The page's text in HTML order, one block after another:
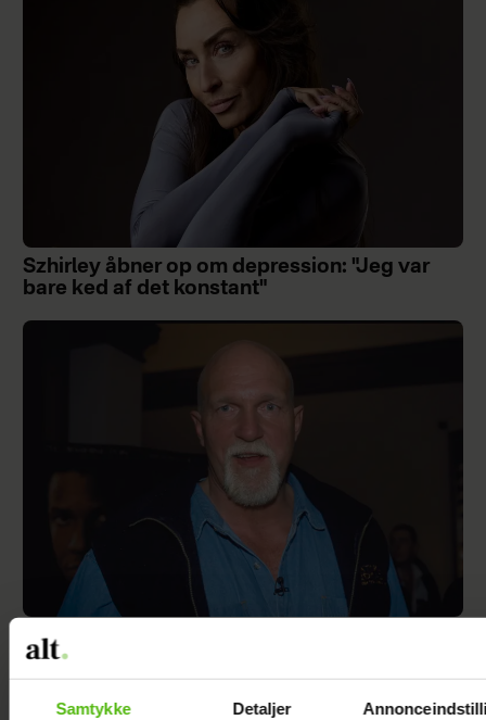
Samtykke Detaljer
Szhirley åbner op om depression: "Jeg var
bare ked af det konstant"
Asbjørn Riis er død